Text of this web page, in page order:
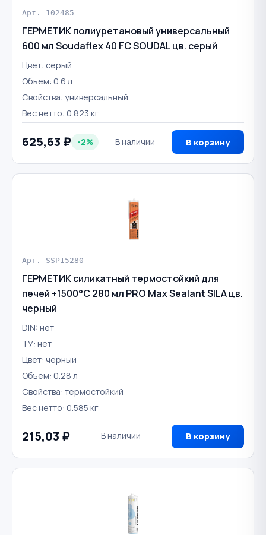
Арт. 102485
ГЕРМЕТИК полиуретановый универсальный
600 мл Soudaflex 40 FC SOUDAL цв. серый
Цвет: серый
Объем: 0.6 л
Свойства: универсальный
Вес нетто: 0.823 кг
625,63 ₽ -2% В наличии В корзину
Арт. SSP15280
ГЕРМЕТИК силикатный термостойкий для
печей +1500°С 280 мл PRO Max Sealant SILA цв.
черный
DIN: нет
ТУ: нет
Цвет: черный
Объем: 0.28 л
Свойства: термостойкий
Вес нетто: 0.585 кг
215,03 ₽ В наличии В корзину